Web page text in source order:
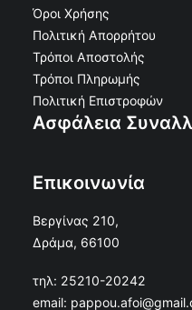
Όροι Χρήσης
Πολιτική Απορρήτου
Τρόποι Αποστολής
Τρόποι Πληρωμής
Πολιτική Επιστροφών
Ασφάλεια
Επικοινωνία
Βεργίνας 210,
Δράμα, 66100
τηλ: 25210-20242
email: